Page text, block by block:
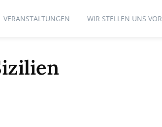
VERANSTALTUNGEN WIR STELLEN UNS VOR